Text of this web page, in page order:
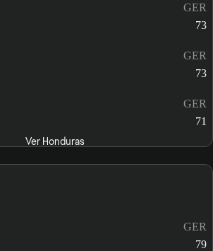
GER
73
GER
73
GER
71
Ver Honduras
GER
79